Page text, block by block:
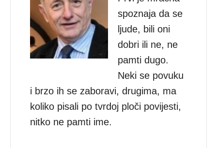
spoznaja da se
ljude, bili oni
dobri ili ne, ne
pamti dugo.
Neki se povuku
i brzo ih se zaboravi, drugima, ma
koliko pisali po tvrdoj ploči povijesti,
nitko ne pamti ime.